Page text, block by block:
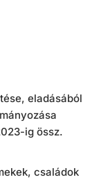
eladásából
ig össz.
családok